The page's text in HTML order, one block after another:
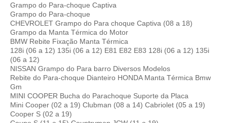
Grampo do Para-choque Captiva
Grampo do Para-choque
CHEVROLET Grampo do Para choque Captiva (08 a 18)
Grampo da Manta Térmica do Motor
BMW Rebite Fixação Manta Térmica
128i (06 a 12) 135i (06 a 12) E81 E82 E83 128i (06 a 12) 135i
(06 a 12)
NISSAN Grampo do Para barro Diversos Modelos
Rebite do Para-choque Dianteiro HONDA Manta Térmica Bmw
Gm
MINI COOPER Bucha do Parachoque Suporte da Placa
Mini Cooper (02 a 19) Clubman (08 a 14) Cabriolet (05 a 19)
Cooper S (02 a 19)